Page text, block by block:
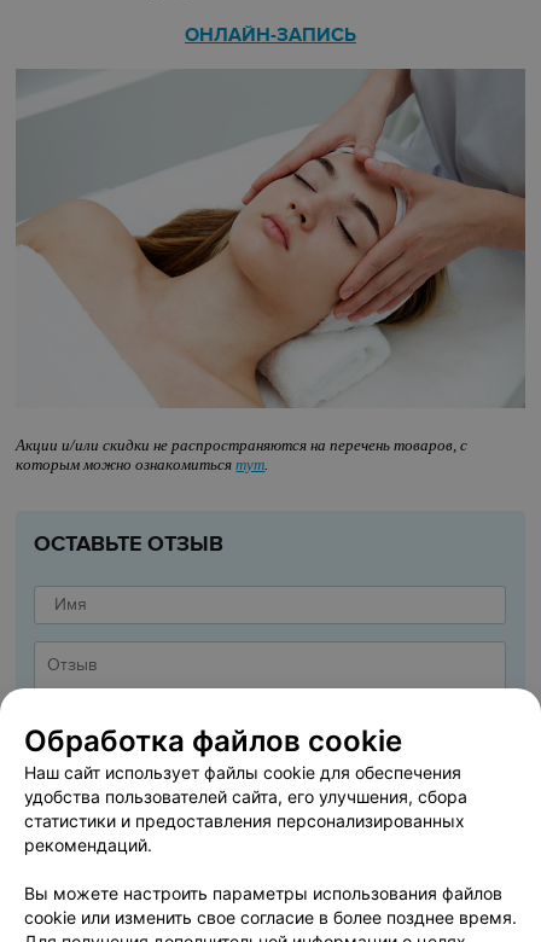
ОНЛАЙН-ЗАПИСЬ
Акции и/или скидки не распространяются на перечень товаров, с
которым можно ознакомитьсятут
ОСТАВЬТЕ ОТЗЫВ
Обработка файлов cookie
Наш сайт использует файлы cookie для обеспечения
удобства пользователей сайта, его улучшения, сбора
статистики и предоставления персонализированных
рекомендаций.
Вы можете настроить параметры использования файлов
cookie или изменить свое согласие в более позднее время.